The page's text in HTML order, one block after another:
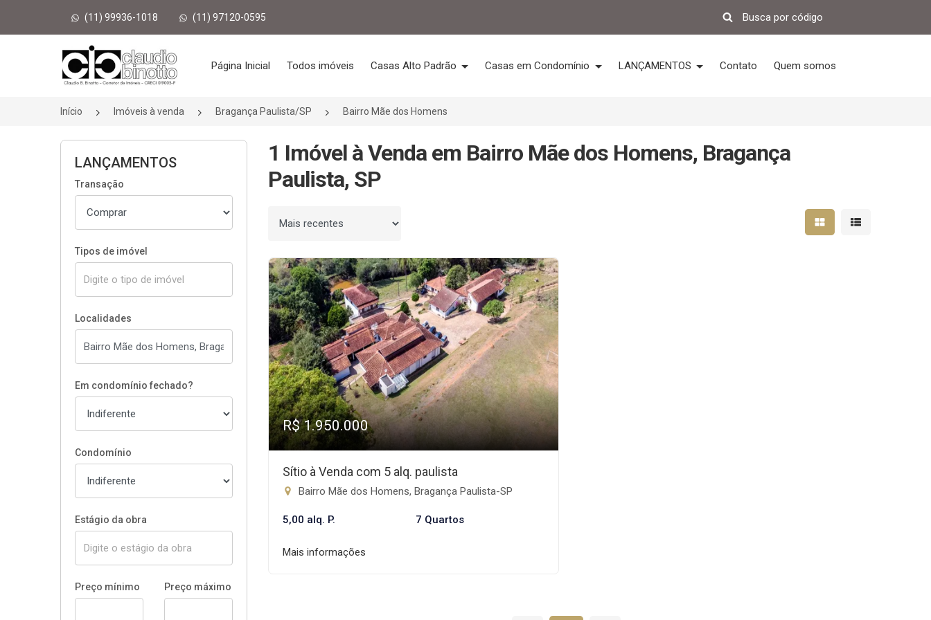
(11) 99936-1018 (11) 97120-0595
Página inicial
Página Inicial Todos imóveis Casas Alto Padrão Casas em Condomínio LANÇAMENTOS Contato Quem somos
Início Imóveis à venda Bragança Paulista/SP Bairro Mãe dos Homens
LANÇAMENTOS
Transação
Tipos de imóvel
Localidades
Em condomínio fechado?
Condomínio
Estágio da obra
Preço mínimo Preço máximo
1 Imóvel à Venda em Bairro Mãe dos Homens, Bragança
Paulista, SP
Ordenar por Mostrar resultados em
Mostrar
R$ 1.950.000
Sítio à Venda com 5 alq. paulista
Bairro Mãe dos Homens, Bragança Paulista-SP
5,00 alq. P. 7 Quartos
Mais informações